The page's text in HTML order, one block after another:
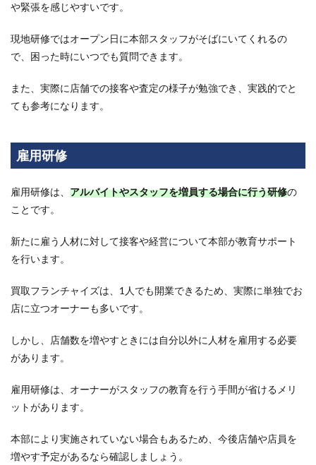
選！
ット
意点
底解
説
ショ
ップ
業に
すめ
ラン
イズ
事業
につ
いて
説と
本部
を紹
買取
ネス
がお
や緊張を感じやすいです。
現地研修ではオープン日に本部スタッフがそばにいてくれるの
で、困った時にいつでも質問できます。
また、実際に店舗での接客や査定の様子が勉強でき、実践的でと
ても参考になります。
雇用研修
雇用研修は、 アルバイトやスタッフを増員する場合に行う研修の
ことです。
新たに雇う人材に対して接客や経営について本部が教育サポート
を行います。
買取フランチャイズは、1人でも開業できるため、実際に単独でお
店に立つオーナーも多いです。
しかし、店舗数を増やすときには自分以外に人材を雇用する必要
があります。
雇用研修は、オーナーがスタッフの教育を行う手間が省けるメリ
ットがあります。
本部により実施されていない場合もあるため、今後店舗や店員を
増やす予定があるなら確認しましょう。